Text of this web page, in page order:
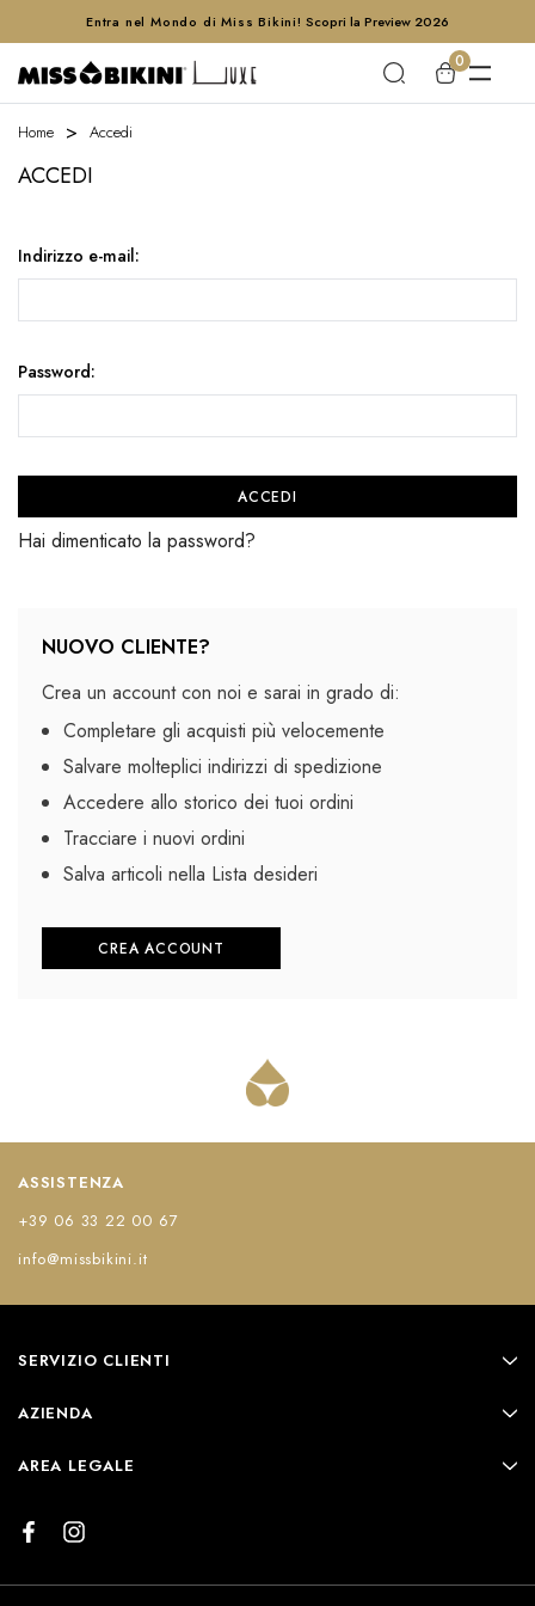
Entra nel Mondo di Miss Bikini! Scopri la Preview 2026
0
Home Accedi
ACCEDI
Indirizzo e-mail:
Password:
Hai dimenticato la password?
NUOVO CLIENTE?
Crea un account con noi e sarai in grado di:
Completare gli acquisti più velocemente
Salvare molteplici indirizzi di spedizione
Accedere allo storico dei tuoi ordini
Tracciare i nuovi ordini
Salva articoli nella Lista desideri
CREA ACCOUNT
ASSISTENZA
+39 06 33 22 00 67
info@missbikini.it
SERVIZIO CLIENTI
AZIENDA
AREA LEGALE